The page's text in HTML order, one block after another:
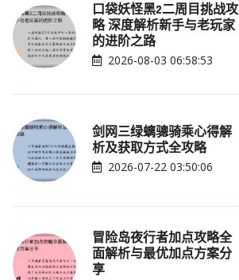
口袋妖怪黑2二周目挑战攻
略 深度解析新手与老玩家
的进阶之路
2026-08-03 06:58:53
剑网三绿螭骢骑乘心得解
析及获取方式全攻略
2026-07-22 03:50:06
冒险岛夜行者加点攻略全
面解析与最优加点方案分
享